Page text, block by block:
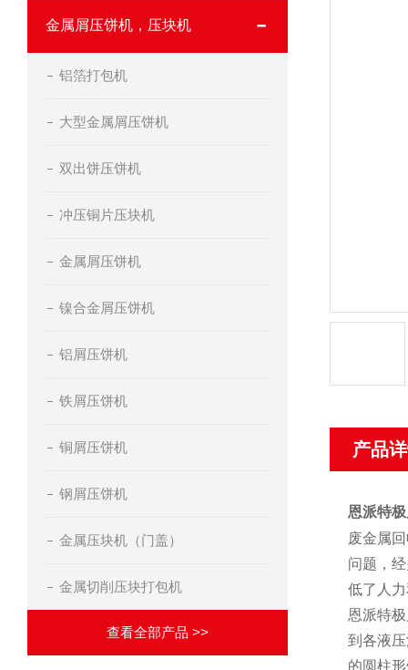
金属屑压饼机，压块机
铝箔打包机
大型金属屑压饼机
双出饼压饼机
冲压铜片压块机
金属屑压饼机
镍合金屑压饼机
铝屑压饼机
铁屑压饼机
铜屑压饼机
钢屑压饼机
金属压块机（门盖）
金属切削压块打包机
查看全部产品 >>
产品
恩派特
废金属
问题，
低了人
恩派特
到各液
的圆柱